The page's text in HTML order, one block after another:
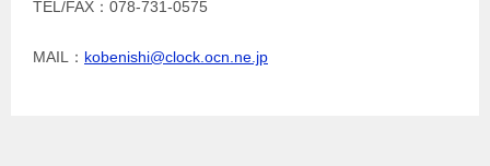
TEL/FAX：078-731-0575
MAIL： kobenishi@clock.ocn.ne.jp